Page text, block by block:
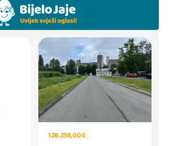
128.238,00 €